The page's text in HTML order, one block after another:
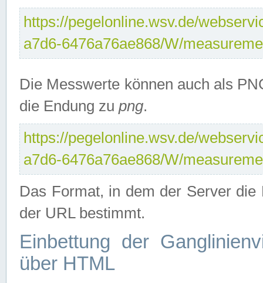
https://pegelonline.wsv.de/
a7d6-6476a76ae868/W/
Die Messwerte können auch als
die Endung zu png.
https://pegelonline.wsv.de/
a7d6-6476a76ae868/W/
Das Format, in dem der Server
der URL bestimmt.
Einbettung der
über HTML